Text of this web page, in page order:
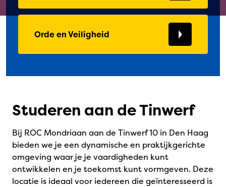
Orde en Veiligheid
Studeren aan de Tinwerf
Bij ROC Mondriaan aan de Tinwerf 10 in Den Haag
bieden we je een dynamische en praktijkgerichte
omgeving waar je je vaardigheden kunt
ontwikkelen en je toekomst kunt vormgeven. Deze
locatie is ideaal voor iedereen die geïnteresseerd is